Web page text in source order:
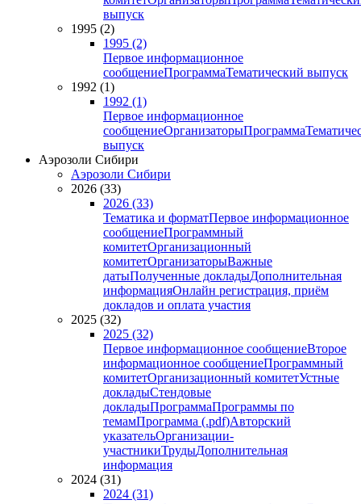
выпуск
1995 (2)
1995 (2)
Первое информационное
сообщениеПрограммаТематический выпуск
1992 (1)
1992 (1)
Первое информационное
сообщениеОрганизаторыПрограмма
выпуск
Аэрозоли Сибири
Аэрозоли Сибири
2026 (33)
2026 (33)
Тематика и форматПервое информационное
сообщениеПрограммный
комитетОрганизационный
комитетОрганизаторыВажные
датыПолученные докладыДополнительная
информацияОнлайн регистрация, приём
докладов и оплата участия
2025 (32)
2025 (32)
Первое информационное сообщениеВторое
информационное сообщениеПрограммный
комитетОрганизационный комитетУстные
докладыСтендовые
докладыПрограммаПрограммы по
темамПрограмма (.pdf)Авторский
указательОрганизации-
участникиТрудыДополнительная
информация
2024 (31)
2024 (31)